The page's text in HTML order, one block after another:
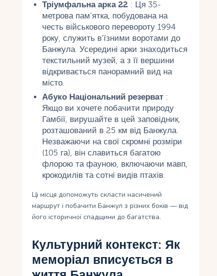
Тріумфальна арка 22: Ця 35-
метрова пам’ятка, побудована на
честь військового перевороту 1994
року, служить в’їзними воротами до
Банжула. Усередині арки знаходиться
текстильний музей, а з її вершини
відкривається панорамний вид на
місто.
Абуко Національний резерват:
Якщо ви хочете побачити природу
Гамбії, вирушайте в цей заповідник,
розташований в 25 км від Банжула.
Незважаючи на свої скромні розміри
(105 га), він славиться багатою
флорою та фауною, включаючи мавп,
крокодилів та сотні видів птахів.
Ці місця допоможуть скласти насичений
маршрут і побачити Банжул з різних боків — від
його історичної спадщини до багатства.
Культурний контекст: Як
меморіал вписується в